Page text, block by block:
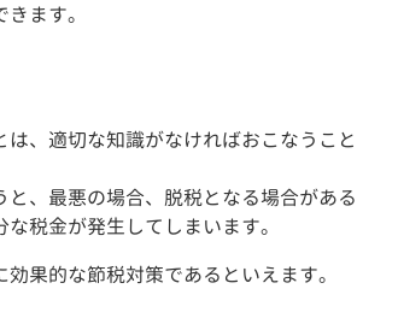
ます。
、適切な知識がなければおこなうこと
、最悪の場合、脱税となる場合がある
税金が発生してしまいます。
果的な節税対策であるといえます。